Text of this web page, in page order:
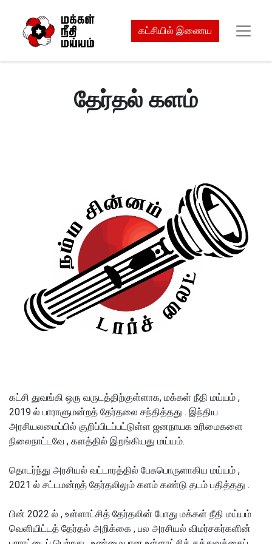
கட்சியில் இணைய
தேர்தல் களம்
கட்சி துவங்கி ஒரு வருடத்திற்குள்ளாக, மக்கள் நீதி மய்யம் ,
2019 ல் பாராளுமன்றத் தேர்தலை சந்தித்தது . இந்திய
அரசியலமைப்பில் குறிப்பிடப்பட்டுள்ள ஜனநாயக உரிமைகளை
நிலைநாட்டவே , களத்தில் இறங்கியது மய்யம்.
தொடர்ந்து அரசியல் வட்டாரத்தில் பேசுபொருளாகிய மய்யம் ,
2021 ல் சட்டமன்றத் தேர்தலிலும் களம் கண்டு தடம் பதித்தது .
பின் 2022 ல் , உள்ளாட்சித் தேர்தலின் போது மக்கள் நீதி மய்யம்
வெளியிட்டத் தேர்தல் அறிக்கை , பல அரசியல் விமர்சகர்களின்